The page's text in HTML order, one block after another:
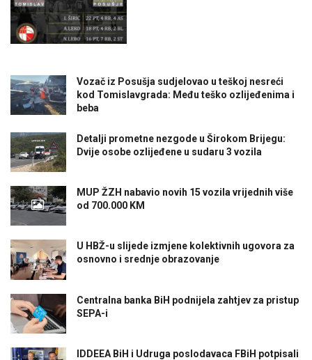
Vozač iz Posušja sudjelovao u teškoj nesreći
kod Tomislavgrada: Među teško ozlijeđenima i
beba
Detalji prometne nezgode u Širokom Brijegu:
Dvije osobe ozlijeđene u sudaru 3 vozila
MUP ŽZH nabavio novih 15 vozila vrijednih više
od 700.000 KM
U HBŽ-u slijede izmjene kolektivnih ugovora za
osnovno i srednje obrazovanje
Centralna banka BiH podnijela zahtjev za pristup
SEPA-i
IDDEEA BiH i Udruga poslodavaca FBiH potpisali